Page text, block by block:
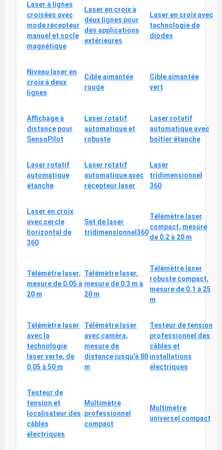
Laser à lignes
croisées avec
mode récepteur
manuel et socle
magnétique
Laser en croix à
deux lignes pour
des applications
extérieures
Laser en croix avec
technologie de
diodes
Niveau laser en
croix à deux
lignes
Cible aimantée
rouge
Cible aimantée
vert
Affichage à
distance pour
SensoPilot
Laser rotatif
automatique et
robuste
Laser rotatif
automatique avec
boîtier étanche
Laser rotatif
automatique
étanche
Laser rotatif
automatique avec
récepteur laser
Laser
tridimensionnel
360
Laser en croix
avec cercle
horizontal de
360
Set de laser
tridimensionnel360
Télémètre laser
compact, mesure
de 0.2 à 20 m
Télémètre laser,
mesure de 0.05 à
20 m
Télémètre laser,
mesure de 0.3 m à
20 m
Télémètre laser
robuste compact,
mesure de 0.1 à 25
m
Télémètre laser
avec la
technologie
laser verte, de
0.05 à 50 m
Télémètre laser
avec caméra,
mesure de
distance jusqu'à 80
m
Testeur de tension
professionnel des
câbles et
installations
électriques
Testeur de
tension et
localisateur des
câbles
électriques
Multimètre
professionnel
compact
Multimètre
universel compact